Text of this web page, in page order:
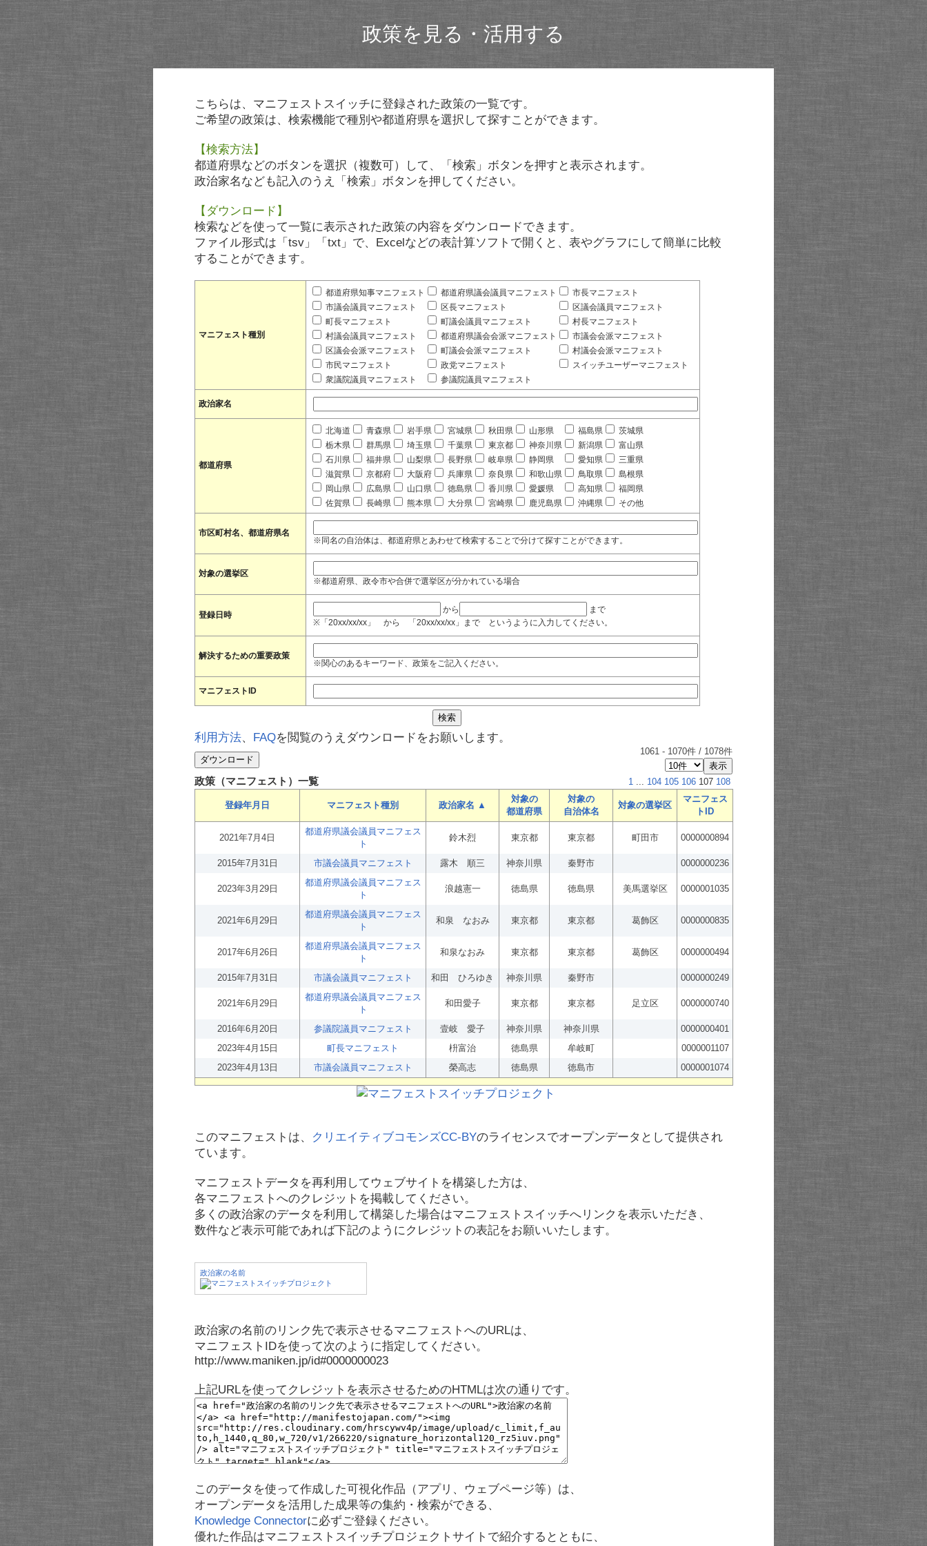
政策を見る・活用する
こちらは、マニフェストスイッチに登録された政策の一覧です。
ご希望の政策は、検索機能で種別や都道府県を選択して探すことができます。
【検索方法】
都道府県などのボタンを選択（複数可）して、「検索」ボタンを押すと表示されます。
政治家名なども記入のうえ「検索」ボタンを押してください。
【ダウンロード】
検索などを使って一覧に表示された政策の内容をダウンロードできます。
ファイル形式は「tsv」「txt」で、Excelなどの表計算ソフトで開くと、表やグラフにして簡単に比較
することができます。
マニフェスト種別
都道府県知事マニフェスト 都道府県議会議員マニフェスト
市長マニフェスト
市議会議員マニフェスト
区長マニフェスト
区議会議員マニフェスト
町長マニフェスト
町議会議員マニフェスト
村長マニフェスト
村議会議員マニフェスト
都道府県議会会派マニフェスト
市議会会派マニフェスト
区議会会派マニフェスト
町議会会派マニフェスト
村議会会派マニフェスト
市民マニフェスト
政党マニフェスト
スイッチユーザーマニフェスト
衆議院議員マニフェスト
参議院議員マニフェスト
政治家名
都道府県
北海道 青森県 岩手県 宮城県 秋田県 山形県 福島県
茨城県
栃木県
群馬県 埼玉県 千葉県 東京都 神奈川県 新潟県
富山県
石川県
福井県 山梨県 長野県 岐阜県 静岡県 愛知県
三重県
滋賀県
京都府 大阪府 兵庫県 奈良県 和歌山県 鳥取県
島根県
岡山県
広島県 山口県 徳島県 香川県 愛媛県 高知県
福岡県
佐賀県
長崎県 熊本県 大分県 宮崎県 鹿児島県 沖縄県 その他
市区町村名、都道府県名
※同名の自治体は、都道府県とあわせて検索することで分けて探すことができます。
対象の選挙区
※都道府県、政令市や合併で選挙区が分かれている場合
登録日時
から
まで
※「20xx/xx/xx」 から 「20xx/xx/xx」まで というように入力してください。
解決するための重要政策
※関心のあるキーワード、政策をご記入ください。
マニフェストID
利用方法、 FAQを閲覧のうえダウンロードをお願いします。
1061 - 1070件 / 1078件
政策（マニフェスト）一覧 1 ... 104 105 106 107 108
登録年月日 マニフェスト種別 政治家名 ▲
対象の
都道府県
対象の
自治体名
対象の選挙区
マニフェス
トID
2021年7月4日
都道府県議会議員マニフェス
ト
鈴木烈 東京都 東京都 町田市 0000000894
2015年7月31日 市議会議員マニフェスト 露木 順三 神奈川県 秦野市 0000000236
2023年3月29日
都道府県議会議員マニフェス
ト
浪越憲一 徳島県 徳島県 美馬選挙区 0000001035
2021年6月29日
都道府県議会議員マニフェス
ト
和泉 なおみ 東京都 東京都 葛飾区 0000000835
2017年6月26日
都道府県議会議員マニフェス
ト
和泉なおみ 東京都 東京都 葛飾区 0000000494
2015年7月31日 市議会議員マニフェスト 和田 ひろゆき 神奈川県 秦野市 0000000249
2021年6月29日
都道府県議会議員マニフェス
ト
和田愛子 東京都 東京都 足立区 0000000740
2016年6月20日 参議院議員マニフェスト 壹岐 愛子 神奈川県 神奈川県
0000000401
2023年4月15日
町長マニフェスト 枡富治 徳島県 牟岐町
0000001107
2023年4月13日
市議会議員マニフェスト 榮高志 徳島県 徳島市 0000001074
このマニフェストは、 クリエイティブコモンズCC-BYのライセンスでオープンデータとして提供され
ています。
マニフェストデータを再利用してウェブサイトを構築した方は、
各マニフェストへのクレジットを掲載してください。
多くの政治家のデータを利用して構築した場合はマニフェストスイッチへリンクを表示いただき、
数件など表示可能であれば下記のようにクレジットの表記をお願いいたします。
政治家の名前
政治家の名前のリンク先で表示させるマニフェストへのURLは、
マニフェストIDを使って次のように指定してください。
http://www.maniken.jp/id#0000000023
上記URLを使ってクレジットを表示させるためのHTMLは次の通りです。
このデータを使って作成した可視化作品（アプリ、ウェブページ等）は、
オープンデータを活用した成果等の集約・検索ができる、
Knowledge Connectorに必ずご登録ください。
優れた作品はマニフェストスイッチプロジェクトサイトで紹介するとともに、